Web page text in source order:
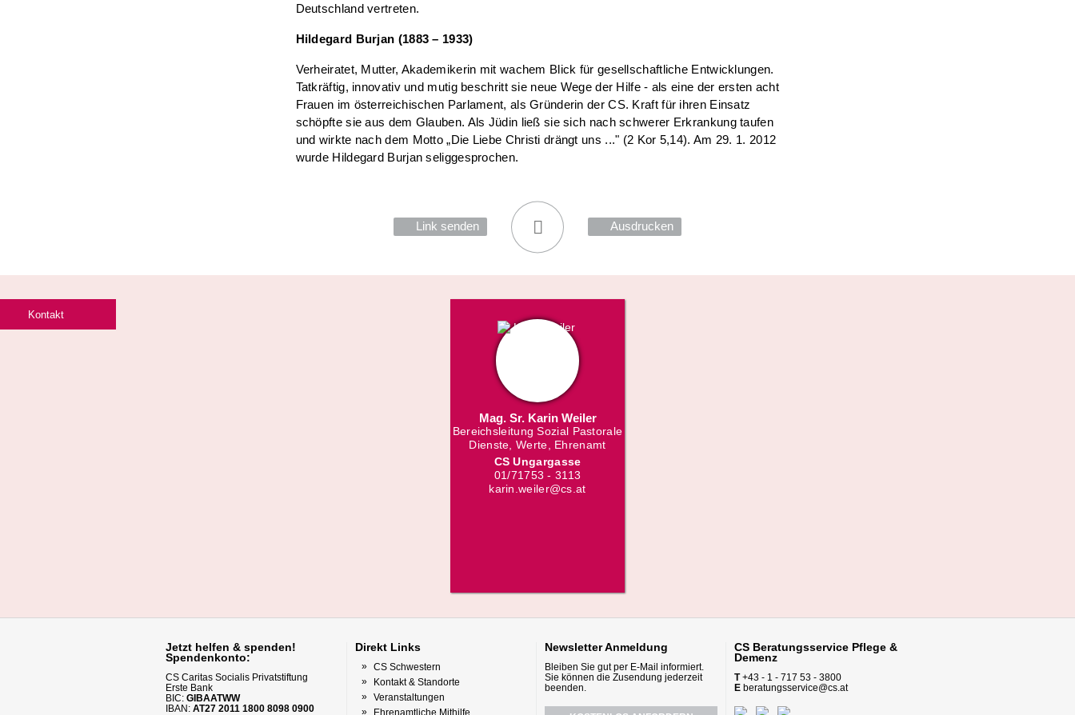
Deutschland vertreten.
Hildegard Burjan (1883 – 1933)
Verheiratet, Mutter, Akademikerin mit wachem Blick für gesellschaftliche Entwicklungen.
Tatkräftig, innovativ und mutig beschritt sie neue Wege der Hilfe - als eine der ersten acht
Frauen im österreichischen Parlament, als Gründerin der CS. Kraft für ihren Einsatz
schöpfte sie aus dem Glauben. Als Jüdin ließ sie sich nach schwerer Erkrankung taufen
und wirkte nach dem Motto „Die Liebe Christi drängt uns ..." (2 Kor 5,14). Am 29. 1. 2012
wurde Hildegard Burjan seliggesprochen.
Link senden Ausdrucken
Kontakt
Mag. Sr. Karin Weiler
Bereichsleitung Sozial Pastorale
Dienste, Werte, Ehrenamt
CS Ungargasse
01/71753 - 3113
karin.weiler@cs.at
Jetzt helfen & spenden!
Spendenkonto:
CS Caritas Socialis Privatstiftung
Erste Bank
BIC: GIBAATWW
IBAN: AT27 2011 1800 8098 0900
Direkt Links
CS Schwestern
Kontakt & Standorte
Veranstaltungen
Ehrenamtliche Mithilfe
NewsletterAnmeldung
Bleiben Sie gut per E-Mail informiert.
Sie können die Zusendung jederzeit
beenden.
CS Beratungsservice Pflege &
Demenz
T+43 - 1 - 717 53 - 3800
E beratungsservice@cs.at